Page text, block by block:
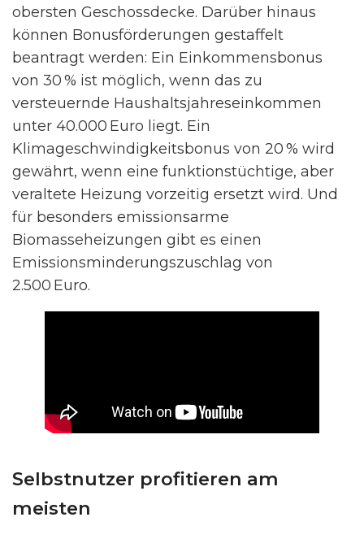
obersten Geschossdecke. Darüber hinaus
können Bonusförderungen gestaffelt
beantragt werden: Ein Einkommensbonus
von 30 % ist möglich, wenn das zu
versteuernde Haushaltsjahreseinkommen
unter 40.000 Euro liegt. Ein
Klimageschwindigkeitsbonus von 20 % wird
gewährt, wenn eine funktionstüchtige, aber
veraltete Heizung vorzeitig ersetzt wird. Und
für besonders emissionsarme
Biomasseheizungen gibt es einen
Emissionsminderungszuschlag von
2.500 Euro.
Selbstnutzer profitieren am
meisten